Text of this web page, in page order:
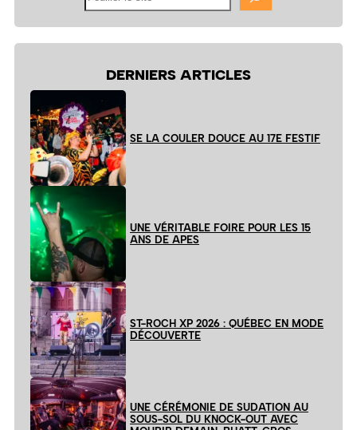
DERNIERS ARTICLES
SE LA COULER DOUCE AU 17E FESTIF
UNE VÉRITABLE FOIRE POUR LES 15
ANS DE APES
ST-ROCH XP 2026 : QUÉBEC EN MODE
DÉCOUVERTE
UNE CÉRÉMONIE DE SUDATION AU
SOUS-SOL DU KNOCK-OUT AVEC